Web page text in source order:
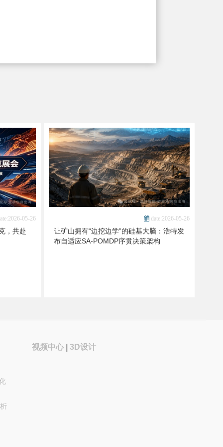
05-26
，共赴
date:2026-05-26
让矿山拥有“边挖边学”的硅基大脑：浩特发
布自适应SA-POMDP序贯决策架构
视频中心 3D设计